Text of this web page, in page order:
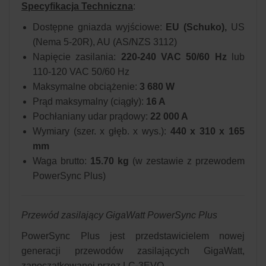
Specyfikacja Techniczna:
Dostępne gniazda wyjściowe: EU (Schuko), US
(Nema 5-20R), AU (AS/NZS 3112)
Napięcie zasilania: 220-240 VAC 50/60 Hz
lub
110-120 VAC 50/60 Hz
Maksymalne obciążenie: 3 680 W
Prąd maksymalny (ciągły): 16 A
Pochłaniany udar prądowy: 22 000 A
Wymiary (szer. x głęb. x wys.): 440 x 310 x 165
mm
Waga brutto: 15.70 kg (w zestawie z przewodem
PowerSync Plus)
Przewód zasilający GigaWatt PowerSync Plus
PowerSync Plus jest przedstawicielem nowej
generacji przewodów zasilających GigaWatt,